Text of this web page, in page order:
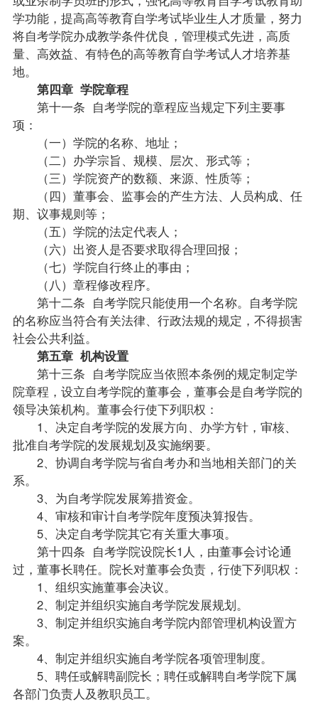
学功能，提高高等教育自学考试毕业生 人才质量，努力
将自考学院办成教学条件优良，管理模式先进，高质
量、高效益、有特色的高等教育自学考试人才培养基
地。
第四章 学院章程
第十一条 自考学院的章程应当规定下列主要事
项：
（一）学院的名称、地址；
（二）办学宗旨、规模、层次、形式等；
（三）学院资产的数额、来源、性质等；
（四）董事会、监事会的产生方法、人员构成、任
期、议事规则等；
（五）学院的法定代表人；
（六）出资人是否要求取得合理回报；
（七）学院自行终止的事由；
（八）章程修改程序。
第十二条 自考学院只能使用一个名称。自考学院
的名称应当符合有关法律、行政法规的规定，不得损害
社会公共利益。
第五章 机构设置
第十三条 自考学院应当依照本条例的规定制定学
院章程，设立自考学院的董事会，董事会是自考学院的
领导决策机构。董事会行使下列职权：
1、决定自考学院的发展方向、办学方针，审核、
批准自考学院的发展规划及实施纲要。
2、协调自考学院与省自考办和当地相关部门的关
系。
3、为自考学院发展筹措资金。
4、审核和审计自考学院年度预决算报告。
5、决定自考学院其它有关重大事项。
第十四条 自考学院设院长1人，由董事会讨论通
过，董事长聘任。院长对董事会负责，行使下列职权：
1、组织实施董事会决议。
2、制定并组织实施自考学院发展规划。
3、制定并组织实施自考学院内部管理机构设置方
案。
4、制定并组织实施自考学院各项管理制度。
5、聘任或解聘副院长；聘任或解聘自考学院下属
各部门负责人及教职员工。